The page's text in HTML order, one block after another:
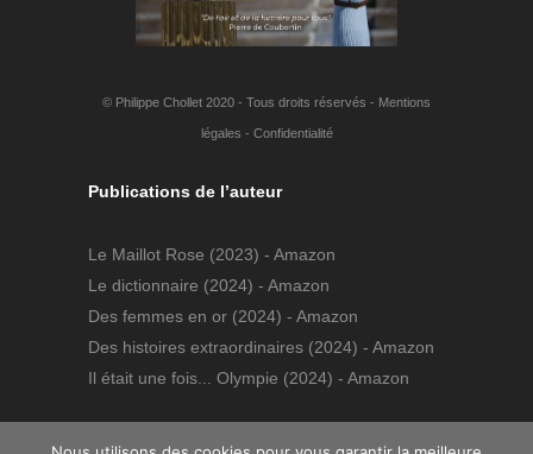
© Philippe Chollet 2020 - Tous droits réservés - Mentions
légales - Confidentialité
Publications de l’auteur
Le Maillot Rose (2023) - Amazon
Le dictionnaire (2024) - Amazon
Des femmes en or (2024) - Amazon
Des histoires extraordinaires (2024) - Amazon
Il était une fois... Olympie (2024) - Amazon